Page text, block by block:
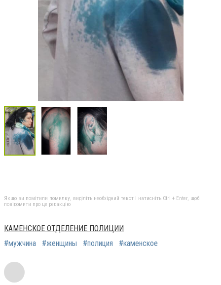
Якщо ви помітили помилку, виділіть необхідний текст і натисніть Ctrl + Enter, щоб
повідомити про це редакцію
КАМЕНСКОЕ ОТДЕЛЕНИЕ ПОЛИЦИИ
#мужчина
#женщины #полиция #каменское